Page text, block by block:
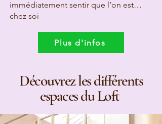
immédiatement sentir que l’on est…
chez soi
Plus d'infos
Découvrez les différents
espaces du Loft